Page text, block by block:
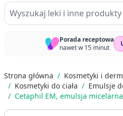
Wyszukaj leki i inne produkty
Porada receptowa
nawet w 15 minut
Strona główna / Kosmetyki i
/ Kosmetyki do ciała / Emulsje
/ Cetaphil EM, emulsja